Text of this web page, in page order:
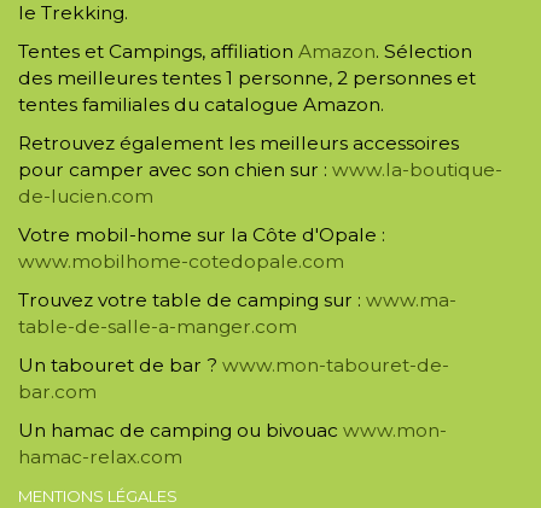
le Trekking.
Tentes et Campings, affiliation Amazon. Sélection
des meilleures tentes 1 personne, 2 personnes et
tentes familiales du catalogue Amazon.
Retrouvez également les meilleurs accessoires
pour camper avec son chien sur : www.la-boutique-
de-lucien.com
Votre mobil-home sur la Côte d'Opale :
www.mobilhome-cotedopale.com
Trouvez votre table de camping sur : www.ma-
table-de-salle-a-manger.com
Un tabouret de bar ? www.mon-tabouret-de-
bar.com
Un hamac de camping ou bivouac www.mon-
hamac-relax.com
MENTIONS LÉGALES